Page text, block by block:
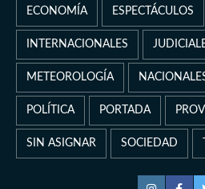
ECONOMÍA ESPECTÁCULOS
INTERNACIONALES
METEOROLOGÍA
POLÍTICA PORTADA
SIN ASIGNAR SOCIEDAD